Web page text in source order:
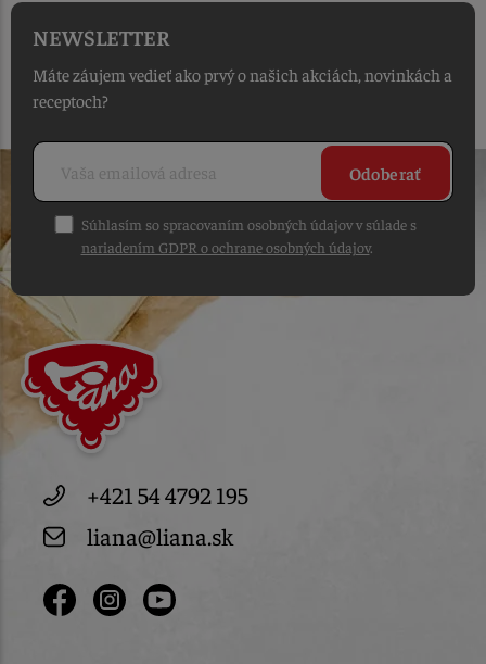
NEWSLETTER
Máte záujem vedieť ako prvý o našich akciách, novinkách a
receptoch?
Odoberať
Súhlasím so spracovaním osobných údajov v súlade s
nariadením GDPR o ochrane osobných údajov.
+421 54 4792 195
liana@liana.sk